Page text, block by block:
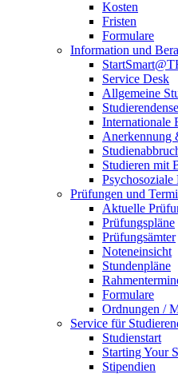
Kosten
Fristen
Formulare
Information und
Service Desk
Allgemeine
Internationale
Anerkennung
Studieren mit
Psychosoziale
Prüfungen und
Aktuelle
Prüfungspläne
Prüfungsämter
Noteneinsicht
Stundenpläne
Formulare
Ordnungen /
Service für
Studienstart
Starting Your
Stipendien